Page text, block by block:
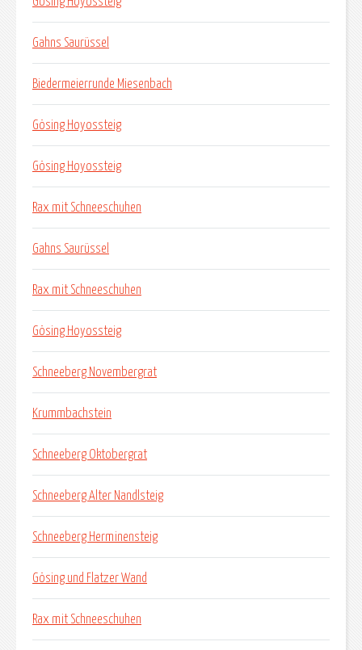
Gahns Saurüssel
Biedermeierrunde Miesenbach
Gösing Hoyossteig
Gösing Hoyossteig
Rax mit Schneeschuhen
Gahns Saurüssel
Rax mit Schneeschuhen
Gösing Hoyossteig
Schneeberg Novembergrat
Krummbachstein
Schneeberg Oktobergrat
Schneeberg Alter Nandlsteig
Schneeberg Herminensteig
Gösing und Flatzer Wand
Rax mit Schneeschuhen